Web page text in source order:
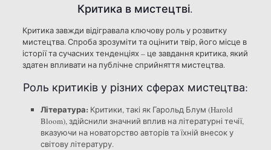
Критика в мистецтві.
Критика завжди відігравала ключову роль у розвитку
мистецтва. Спроба зрозуміти та оцінити твір, його місце в
історії та сучасних тенденціях – це завдання критика, який
здатен впливати на публічне сприйняття мистецтва.
Роль критиків у різних сферах мистецтва:
Література: Критики, такі як Гарольд Блум (Harold
Bloom), здійснили значний вплив на літературні течії,
вказуючи на новаторство авторів та їхній внесок у
світову літературу.